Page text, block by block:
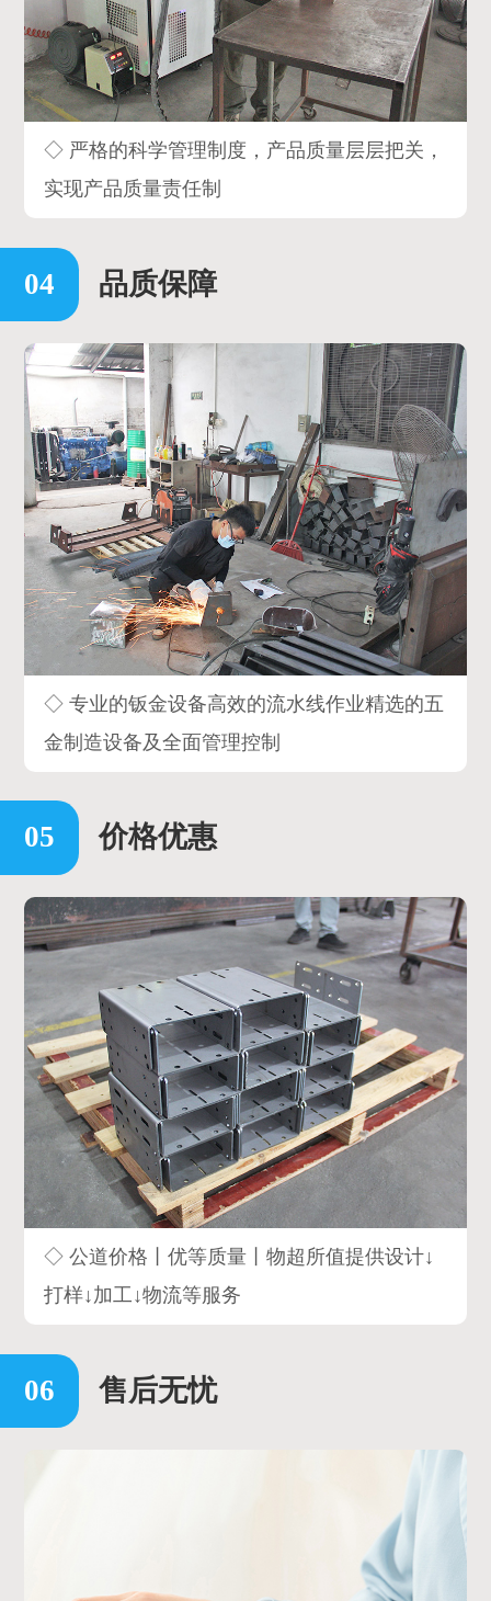
◇ 严格的科学管理制度，产品质量层层把关，
实现产品质量责任制
品质保障
◇ 专业的钣金设备高效的流水线作业精选的五
金制造设备及全面管理控制
价格优惠
◇ 公道价格丨优等质量丨物超所值提供设计↓
打样↓加工↓物流等服务
售后无忧